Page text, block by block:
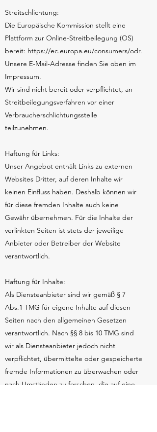
Streitschlichtung:
Die Europäische Kommission stellt eine
Plattform zur Online-Streitbeilegung (OS)
bereit: https://ec.europa.eu/consumers/odr.
Unsere E-Mail-Adresse finden Sie oben im
Impressum.
Wir sind nicht bereit oder verpflichtet, an
Streitbeilegungsverfahren vor einer
Verbraucherschlichtungsstelle
teilzunehmen.
Haftung für Links:
Unser Angebot enthält Links zu externen
Websites Dritter, auf deren Inhalte wir
keinen Einfluss haben. Deshalb können wir
für diese fremden Inhalte auch keine
Gewähr übernehmen. Für die Inhalte der
verlinkten Seiten ist stets der jeweilige
Anbieter oder Betreiber der Website
verantwortlich.
Haftung für Inhalte:
Als Diensteanbieter sind wir gemäß § 7
Abs.1 TMG für eigene Inhalte auf diesen
Seiten nach den allgemeinen Gesetzen
verantwortlich. Nach §§ 8 bis 10 TMG sind
wir als Diensteanbieter jedoch nicht
verpflichtet, übermittelte oder gespeicherte
fremde Informationen zu überwachen oder
nach Umständen zu forschen, die auf eine